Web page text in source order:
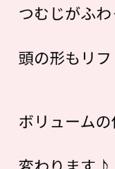
つむじがふ
頭の形もリ
ボリューム